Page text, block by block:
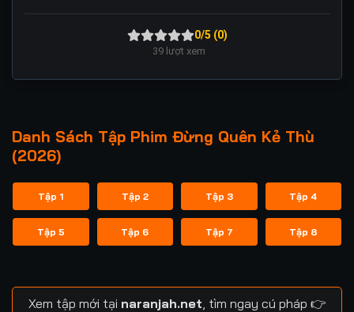
0/5 (0)
39lượt xem
Danh Sách Tập Phim Đừng Quên Kẻ Thù
(2026)
Tập 1 Tập 2 Tập 3 Tập 4
Tập 5 Tập 6 Tập 7 Tập 8
Xem tập mới tại naranjah.net , tìm ngay cú pháp 👉